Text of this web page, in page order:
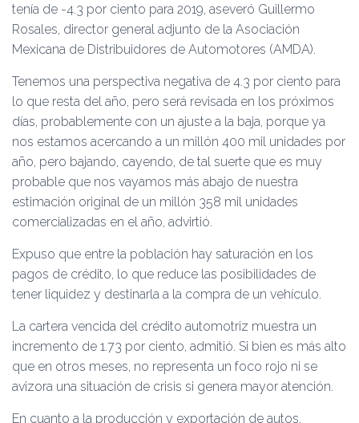
tenía de -4.3 por ciento para 2019, aseveró Guillermo
Rosales, director general adjunto de la Asociación
Mexicana de Distribuidores de Automotores (AMDA).
Tenemos una perspectiva negativa de 4.3 por ciento para
lo que resta del año, pero será revisada en los próximos
días, probablemente con un ajuste a la baja, porque ya
nos estamos acercando a un millón 400 mil unidades por
año, pero bajando, cayendo, de tal suerte que es muy
probable que nos vayamos más abajo de nuestra
estimación original de un millón 358 mil unidades
comercializadas en el año, advirtió.
Expuso que entre la población hay saturación en los
pagos de crédito, lo que reduce las posibilidades de
tener liquidez y destinarla a la compra de un vehículo.
La cartera vencida del crédito automotriz muestra un
incremento de 1.73 por ciento, admitió. Si bien es más alto
que en otros meses, no representa un foco rojo ni se
avizora una situación de crisis si genera mayor atención.
En cuanto a la producción y exportación de autos,